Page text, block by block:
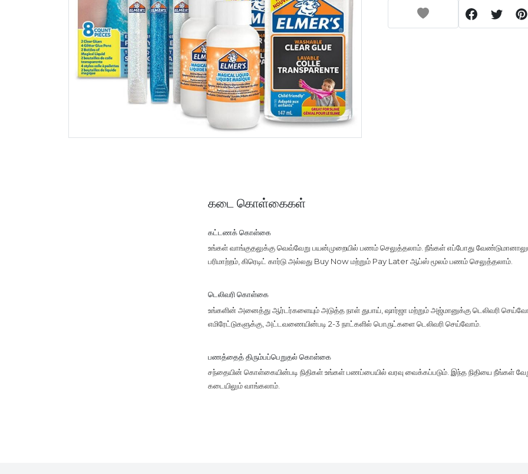
கடை கொள்கைகள்
கட்டணக் கொள்கை
உங்கள் வாங்குதலுக்கு வெவ்வேறு பயன்முறையில் பணம் செலுத்தலாம். நீங்கள் எப்போது
பரிமாற்றம், கிரெடிட் கார்டு அல்லது Buy Now மற்றும் Pay Later ஆப்ஸ் மூலம் பணம் செலுத்தலாம்.
டெலிவரி கொள்கை
உங்களின் அனைத்து ஆர்டர்களையும் அடுத்த நாள் துபாய், ஷார்ஜா மற்றும் அஜ்மானுக்கு டெலிவரி
எமிரேட்டுகளுக்கு, அட்டவணையின்படி 2-3 நாட்களில் பொருட்களை டெலிவரி செய்வோம்.
பணத்தைத் திரும்பப்பெறுதல் கொள்கை
சந்தையின் கொள்கையின்படி நிதிகள் உங்கள் பணப்பையில் வரவு வைக்கப்படும். இந்த நிதியை நீங்கள்
கடையிலும் வாங்கலாம்.